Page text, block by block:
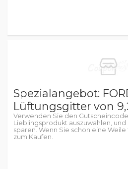
Spezialangebot:
Lüftungsgitter von
Verwenden Sie den
Lieblingsprodukt auszuwählen,
sparen. Wenn Sie schon eine
zum Kaufen.